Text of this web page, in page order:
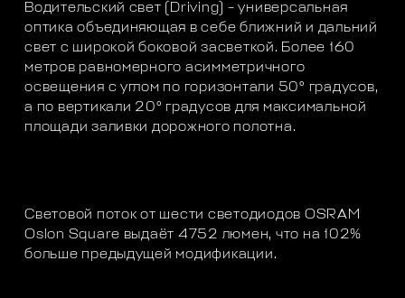
Водительский свет (Driving) – универсальная
оптика объединяющая в себе ближний и дальний
свет с широкой боковой засветкой. Более 160
метров равномерного асимметричного
освещения с углом по горизонтали 50° градусов,
а по вертикали 20° градусов для максимальной
площади заливки дорожного полотна.
Световой поток от шести светодиодов OSRAM
Oslon Square выдаёт 4752 люмен, что на 102%
больше предыдущей модификации.